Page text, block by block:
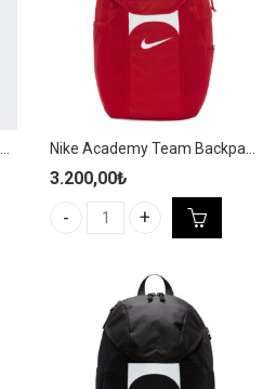
27,5L Siyah Spor Sırt Çantası
3.200,00₺
Nike Academy Team Backpack